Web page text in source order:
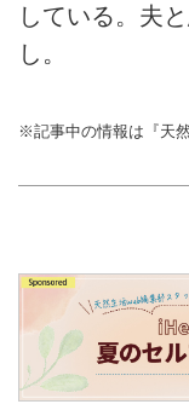
している。夫
し。
※記事中の情報は『天